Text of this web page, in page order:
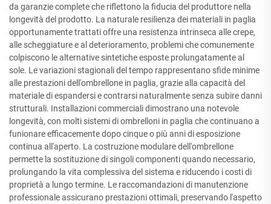
da garanzie complete che riflettono la fiducia del produttore nella
longevità del prodotto. La naturale resilienza dei materiali in paglia
opportunamente trattati offre una resistenza intrinseca alle crepe,
alle scheggiature e al deterioramento, problemi che comunemente
colpiscono le alternative sintetiche esposte prolungatamente al
sole. Le variazioni stagionali del tempo rappresentano sfide minime
alle prestazioni dell'ombrellone in paglia, grazie alla capacità del
materiale di espandersi e contrarsi naturalmente senza subire danni
strutturali. Installazioni commerciali dimostrano una notevole
longevità, con molti sistemi di ombrelloni in paglia che continuano a
funionare efficacemente dopo cinque o più anni di esposizione
continua all'aperto. La costruzione modulare dell'ombrellone
permette la sostituzione di singoli componenti quando necessario,
prolungando la vita complessiva del sistema e riducendo i costi di
proprietà a lungo termine. Le raccomandazioni di manutenzione
professionale assicurano prestazioni ottimali, preservando l'aspetto